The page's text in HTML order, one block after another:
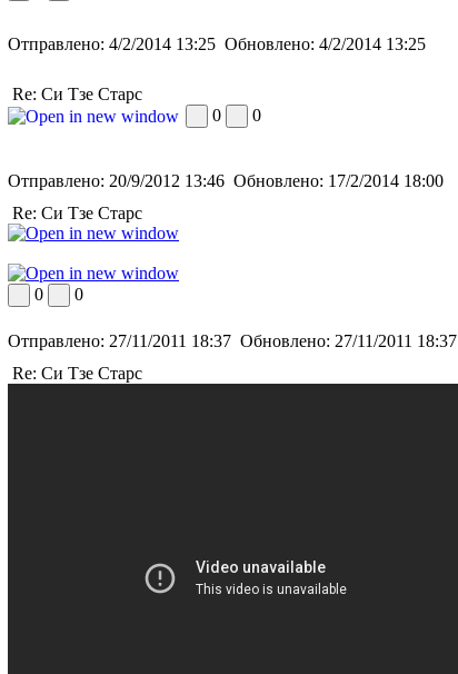
Отправлено: 4/2/2014 13:25 Обновлено: 4/2/2014 13:25
Re: Си Тзе Старс
0
0
Отправлено: 20/9/2012 13:46 Обновлено: 17/2/2014 18:00
Re: Си Тзе Старс
0 0
Отправлено: 27/11/2011 18:37 Обновлено: 27/11/2011 18:37
Re: Си Тзе Старс